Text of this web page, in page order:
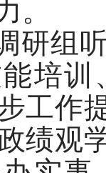
。
研组
培
工作
绩观